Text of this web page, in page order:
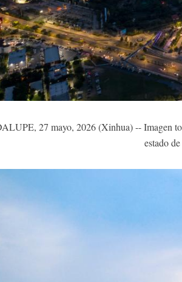
27 mayo, 2026 (Xinhua) -- Imagen
estado